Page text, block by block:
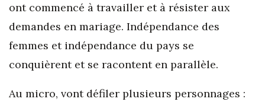
ont commencé à travailler et à résister aux
demandes en mariage. Indépendance des
femmes et indépendance du pays se
conquièrent et se racontent en parallèle.
Au micro, vont défiler plusieurs personnages :